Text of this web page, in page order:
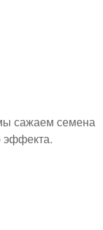
сажаем семена
эффекта.